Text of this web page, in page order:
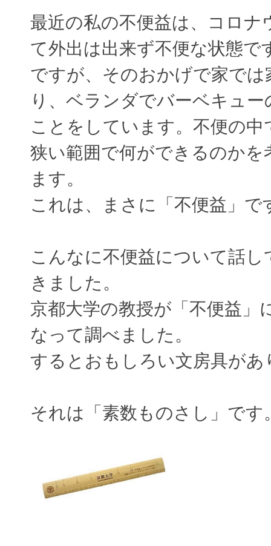
最近の私の不便益は、コロ
て外出は出来ず不便な状態で
ですが、そのおかげで家で
り、ベランダでバーベキュ
ことをしています。不便の
狭い範囲で何ができるのか
ます。
これは、まさに「不便益」で
こんなに不便益について話
きました。
京都大学の教授が「不便益
なって調べました。
するとおもしろい文房具があ
それは「素数ものさし」です